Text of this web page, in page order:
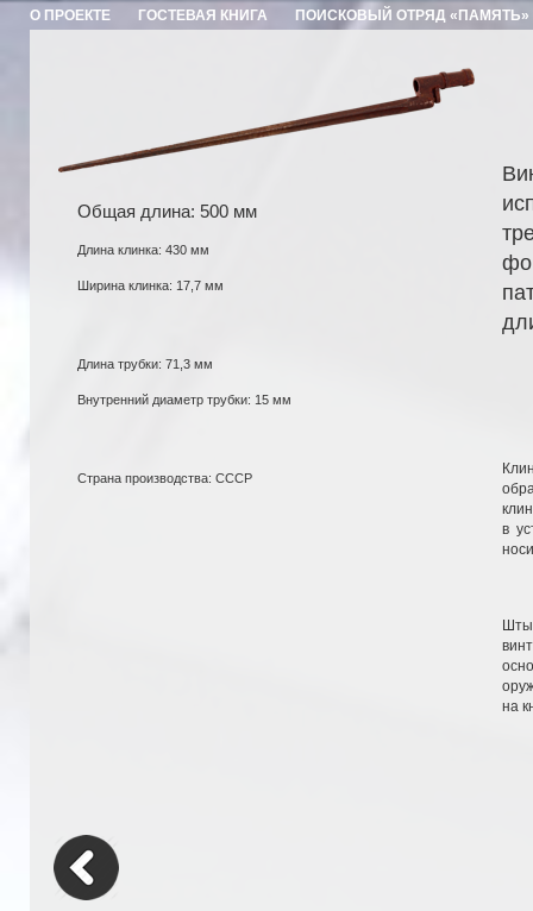
О ПРОЕКТЕ ГОСТЕВАЯ КНИГА ПОИСКОВЫЙ ОТРЯД «ПАМЯТЬ»
Общая длина: 500 мм
Длина клинка: 430 мм
Ширина клинка: 17,7 мм
Длина трубки: 71,3 мм
Внутренний диаметр трубки: 15 мм
Страна производства: СССР
в
на